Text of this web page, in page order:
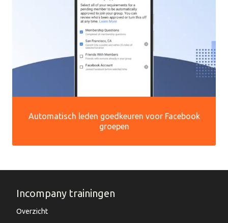
Automatisch leden goedkeuren voor Facebook
groepen
Incompany trainingen
Overzicht